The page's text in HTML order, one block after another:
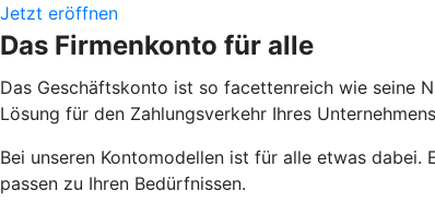
Jetzt eröffnen
Das Firmenkonto für alle
Das Geschäftskonto ist so facettenreich wie seine
Lösung für den Zahlungsverkehr Ihres
Bei unseren Kontomodellen ist für alle etwas
passen zu Ihren Bedürfnissen.